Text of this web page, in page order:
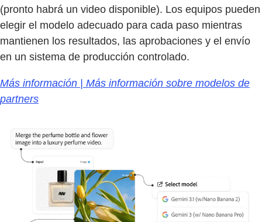
(pronto habrá un video disponible). Los equipos pueden
elegir el modelo adecuado para cada paso mientras
mantienen los resultados, las aprobaciones y el envío
en un sistema de producción controlado.
Más información | Más información sobre modelos de
partners